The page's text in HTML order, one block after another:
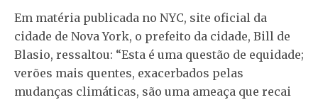
Em matéria publicada no NYC, site oficial da
cidade de Nova York, o prefeito da cidade, Bill de
Blasio, ressaltou: “Esta é uma questão de equidade;
verões mais quentes, exacerbados pelas
mudanças climáticas, são uma ameaça que recai